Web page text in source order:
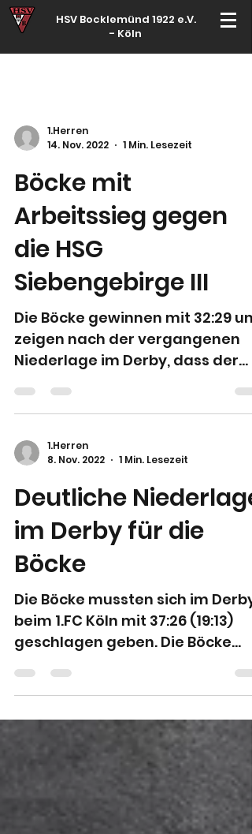
HSV Bocklemünd 1922 e.V.
- Köln
1.Herren
14. Nov. 2022
1 Min. Lesezeit
Böcke mit
Arbeitssieg gegen
die HSG
Siebengebirge III
Die Böcke gewinnen mit 32:29
zeigen nach der vergangenen
Niederlage im Derby, dass der
1.Herren
8. Nov. 2022
1 Min. Lesezeit
Deutliche Niederlage
im Derby für die
Böcke
Die Böcke mussten sich im Derby
beim 1.FC Köln mit 37:26 (19:13)
geschlagen geben. Die Böcke